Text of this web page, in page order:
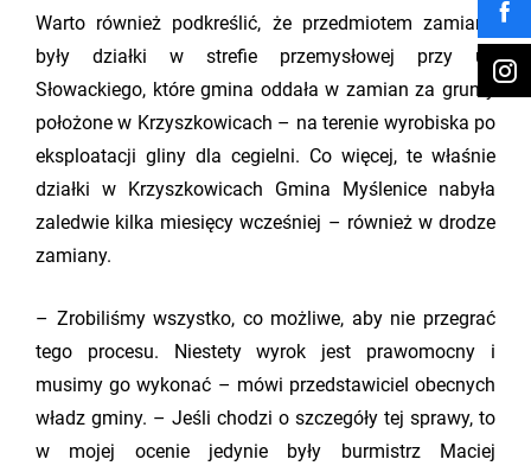
Warto również podkreślić, że przedmiotem zamiany
były działki w strefie przemysłowej przy ul.
Słowackiego, które gmina oddała w zamian za grunty
położone w Krzyszkowicach – na terenie wyrobiska po
eksploatacji gliny dla cegielni. Co więcej, te właśnie
działki w Krzyszkowicach Gmina Myślenice nabyła
zaledwie kilka miesięcy wcześniej – również w drodze
zamiany.
– Zrobiliśmy wszystko, co możliwe, aby nie przegrać
tego procesu. Niestety wyrok jest prawomocny i
musimy go wykonać – mówi przedstawiciel obecnych
władz gminy. – Jeśli chodzi o szczegóły tej sprawy, to
w mojej ocenie jedynie były burmistrz Maciej